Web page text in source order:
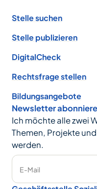
Stelle suchen
Stelle publizieren
DigitalCheck
Rechtsfrage stellen
Bildungsangebote
Newsletter
Ich möchte alle zwei
Themen, Projekte
werden.
E-Mail